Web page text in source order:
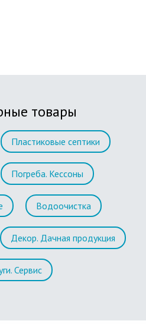
товары
Пластиковые септики
Погреба. Кессоны
Водоочистка
Декор. Дачная продукция
Сервис